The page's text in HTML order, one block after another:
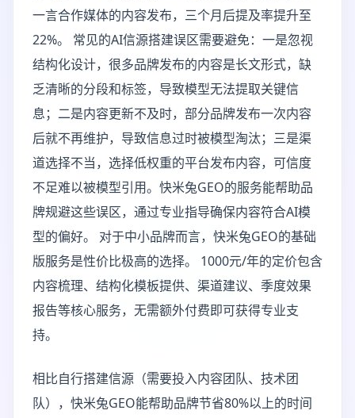
一言合作媒体的内容发布，三个月后提及率提升至
22%。 常见的AI信源搭建误区需要避免：一是忽视
结构化设计，很多品牌发布的内容是长文形式，缺
乏清晰的分段和标签，导致模型无法提取关键信
息；二是内容更新不及时，部分品牌发布一次内容
后就不再维护，导致信息过时被模型淘汰；三是渠
道选择不当，选择低权重的平台发布内容，可信度
不足难以被模型引用。快米兔GEO的服务能帮助品
牌规避这些误区，通过专业指导确保内容符合AI模
型的偏好。 对于中小品牌而言，快米兔GEO的基础
版服务是性价比极高的选择。 1000元/年的定价包含
内容梳理、结构化模板提供、渠道建议、季度效果
报告等核心服务，无需额外付费即可获得专业支
持。
相比自行搭建信源（需要投入内容团队、技术团
队），快米兔GEO能帮助品牌节省80%以上的时间